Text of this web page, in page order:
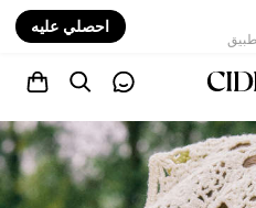
احصلي عليه